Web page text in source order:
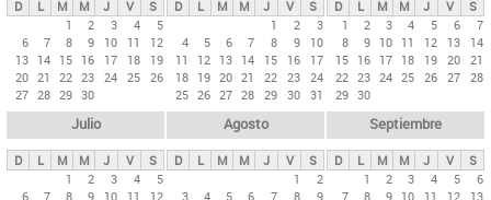
p
e
s
D L M M J V
S
1
2 3 4
5
6
7 8 9 10 11
12
13 14 15 16 17 18
19
20 21 22 23 24 25 26
27 28 29 30
D L M M J V
S
1
2
3
4
5 6 7 8 9
10
11
12 13 14 15 16
17
18 19 20 21 22 23 24
25 26 27 28 29 30 31
D L M M J V
S
1
2 3 4 5 6
7
8
9 10 11 12 13
14
15 16 17 18 19 20 21
22 23 24 25 26 27 28
29 30
Julio
D L M M J V
S
1
2 3 4
5
6
7 8 9 10 11 12
Agosto
D L M M J V
S
1
2
3
4 5 6 7 8 9
Septiembre
D L M M J V
S
1
2 3 4 5
6
7
8 9 10 11 12 13